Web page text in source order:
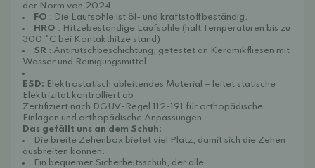
der Norm von 2024
FO : Die Laufsohle ist öl- und kraftstoffbeständig.
HRO : Hitzebeständige Laufsohle (hält Temperaturen bis zu
300 °C bei Kontakthitze stand)
SR : Antirutschbeschichtung, getestet an Keramikfliesen mit
Wasser und Reinigungsmittel
ESD: Elektrostatisch ableitendes Material –
leitet statische
Elektrizität kontrolliert ab
Zertifiziert nach DGUV-Regel 112-191 für orthopädische
Einlagen und orthopädische Anpassungen
Das gefällt uns an dem Schuh:
Die breite Zehenbox bietet viel Platz, damit sich die Zehen
ausbreiten können.
Ein bequemer Sicherheitsschuh, der alle